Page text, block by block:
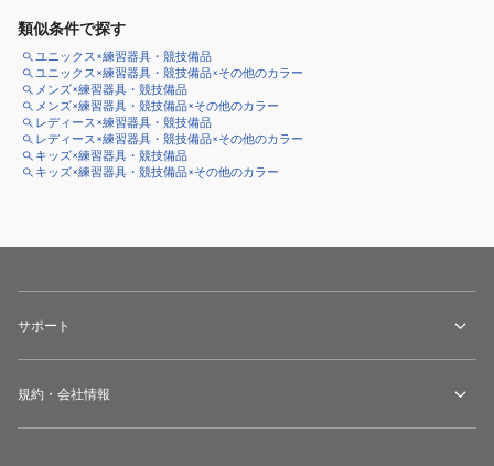
類似条件で探す
ユニックス×練習器具・競技備品
ユニックス×練習器具・競技備品×その他のカラー
メンズ×練習器具・競技備品
メンズ×練習器具・競技備品×その他のカラー
レディース×練習器具・競技備品
レディース×練習器具・競技備品×その他のカラー
キッズ×練習器具・競技備品
キッズ×練習器具・競技備品×その他のカラー
サポート
規約・会社情報